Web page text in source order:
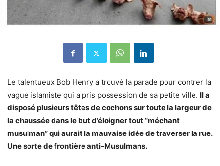
Le talentueux Bob Henry a trouvé la parade pour contrer la
vague islamiste qui a pris possession de sa petite ville. Il a
disposé plusieurs têtes de cochons sur toute la largeur de
la chaussée dans le but d’éloigner tout “méchant
musulman” qui aurait la mauvaise idée de traverser la rue.
Une sorte de frontière anti-Musulmans.